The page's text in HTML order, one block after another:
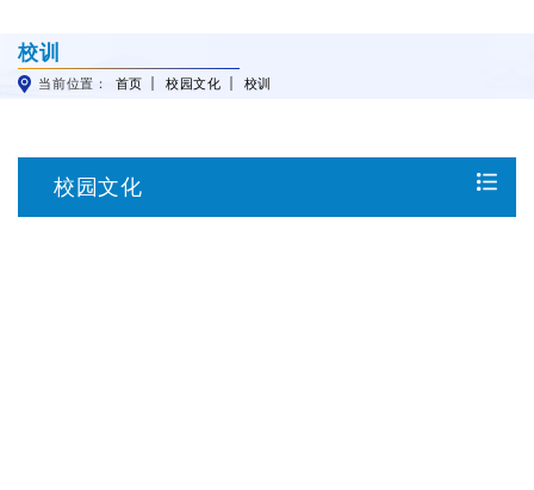
校训
当前位置： 首页 校园文化 校训
校园文化